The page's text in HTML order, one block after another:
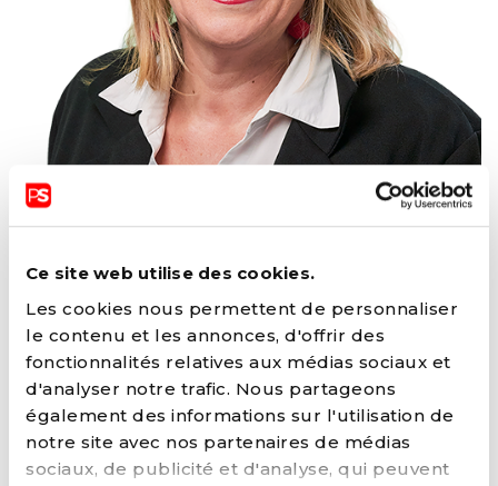
Ce site web utilise des cookies.
Les cookies nous permettent de personnaliser
le contenu et les annonces, d'offrir des
fonctionnalités relatives aux médias sociaux et
d'analyser notre trafic. Nous partageons
également des informations sur l'utilisation de
notre site avec nos partenaires de médias
sociaux, de publicité et d'analyse, qui peuvent
FLORENCE MONIER
FONCTIONS ACTUELLES
Bourgmestre (SAINT-GHISLAIN)
FONCTIONS AU SEIN DU PARTI
Membre du Comité fédéral avec voix